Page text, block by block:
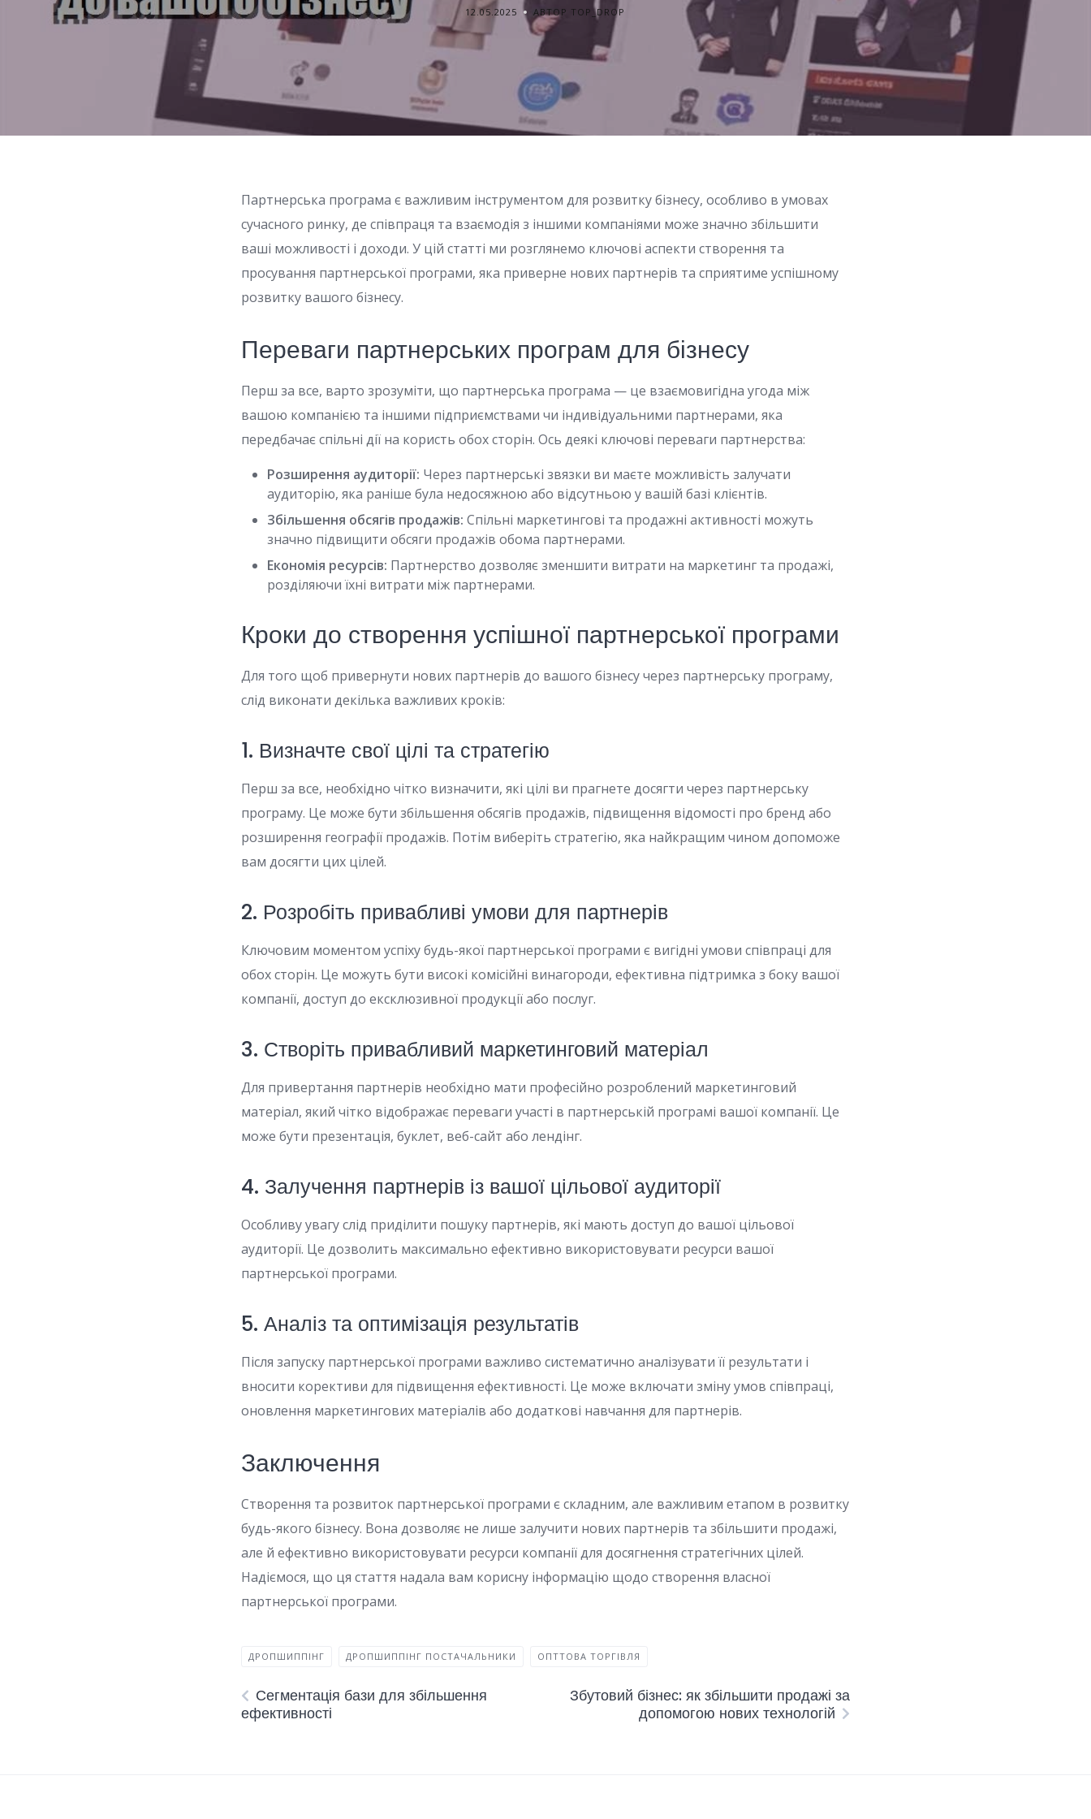
12.05.2025 АВТОР TOP_DROP
Партнерська програма є важливим інструментом для розвитку бізнесу, особливо в умовах
сучасного ринку, де співпраця та взаємодія з іншими компаніями може значно збільшити
ваші можливості і доходи. У цій статті ми розглянемо ключові аспекти створення та
просування партнерської програми, яка приверне нових партнерів та сприятиме успішному
розвитку вашого бізнесу.
Переваги партнерських програм для бізнесу
Перш за все, варто зрозуміти, що партнерська програма — це взаємовигідна угода між
вашою компанією та іншими підприємствами чи індивідуальними партнерами, яка
передбачає спільні дії на користь обох сторін. Ось деякі ключові переваги партнерства:
Розширення аудиторії: Через партнерські звязки ви маєте можливість залучати
аудиторію, яка раніше була недосяжною або відсутньою у вашій базі клієнтів.
Збільшення обсягів продажів: Спільні маркетингові та продажні активності можуть
значно підвищити обсяги продажів обома партнерами.
Економія ресурсів: Партнерство дозволяє зменшити витрати на маркетинг та продажі,
розділяючи їхні витрати між партнерами.
Кроки до створення успішної партнерської програми
Для того щоб привернути нових партнерів до вашого бізнесу через партнерську програму,
слід виконати декілька важливих кроків:
1. Визначте свої цілі та стратегію
Перш за все, необхідно чітко визначити, які цілі ви прагнете досягти через партнерську
програму. Це може бути збільшення обсягів продажів, підвищення відомості про бренд або
розширення географії продажів. Потім виберіть стратегію, яка найкращим чином допоможе
вам досягти цих цілей.
2. Розробіть привабливі умови для партнерів
Ключовим моментом успіху будь-якої партнерської програми є вигідні умови співпраці для
обох сторін. Це можуть бути високі комісійні винагороди, ефективна підтримка з боку вашої
компанії, доступ до ексклюзивної продукції або послуг.
3. Створіть привабливий маркетинговий матеріал
Для привертання партнерів необхідно мати професійно розроблений маркетинговий
матеріал, який чітко відображає переваги участі в партнерській програмі вашої компанії. Це
може бути презентація, буклет, веб-сайт або лендінг.
4. Залучення партнерів із вашої цільової аудиторії
Особливу увагу слід приділити пошуку партнерів, які мають доступ до вашої цільової
аудиторії. Це дозволить максимально ефективно використовувати ресурси вашої
партнерської програми.
5. Аналіз та оптимізація результатів
Після запуску партнерської програми важливо систематично аналізувати її результати і
вносити корективи для підвищення ефективності. Це може включати зміну умов співпраці,
оновлення маркетингових матеріалів або додаткові навчання для партнерів.
Заключення
Створення та розвиток партнерської програми є складним, але важливим етапом в розвитку
будь-якого бізнесу. Вона дозволяє не лише залучити нових партнерів та збільшити продажі,
але й ефективно використовувати ресурси компанії для досягнення стратегічних цілей.
Надіємося, що ця стаття надала вам корисну інформацію щодо створення власної
партнерської програми.
ДРОПШИППІНГ ДРОПШИППІНГ ПОСТАЧАЛЬНИКИ ОПТТОВА ТОРГІВЛЯ
Сегментація бази для збільшення
ефективності
Збутовий бізнес: як збільшити продажі за
допомогою нових технологій